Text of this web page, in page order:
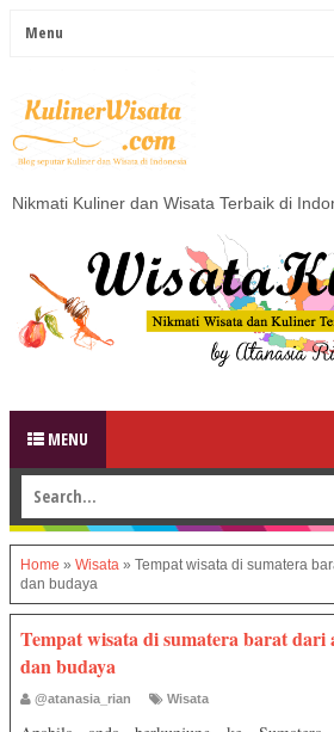
Nikmati Kuliner dan Wisata Terbaik di
MENU
Home » Wisata » Tempat wisata di sumatera
dan budaya
Tempat wisata di sumatera barat dari
dan budaya
@atanasia_rian Wisata